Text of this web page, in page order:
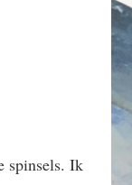
spinsels. Ik